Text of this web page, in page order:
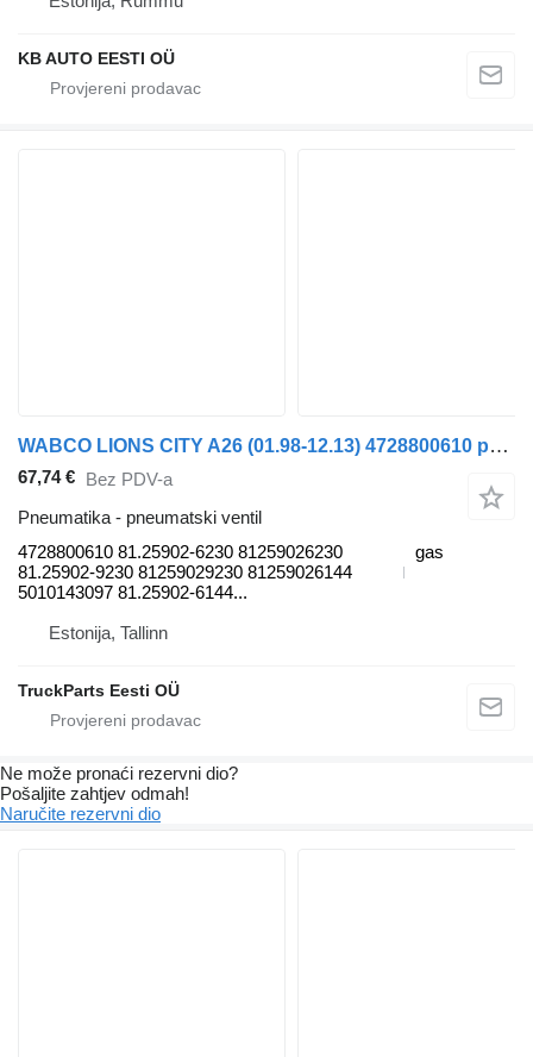
KB AUTO EESTI OÜ
WABCO LIONS CITY A26 (01.98-12.13) 4728800610 pneumatski ventil za MAN Lion's bus (1991-) autobusa
67,74 € Bez PDV-a
Pneumatika - pneumatski ventil
4728800610 81.25902-6230 81259026230
81.25902-9230 81259029230 81259026144
5010143097 81.25902-6144...
gas
Estonija, Tallinn
TruckParts Eesti OÜ
Ne može pronaći rezervni dio?
Pošaljite zahtjev odmah!
Naručite rezervni dio